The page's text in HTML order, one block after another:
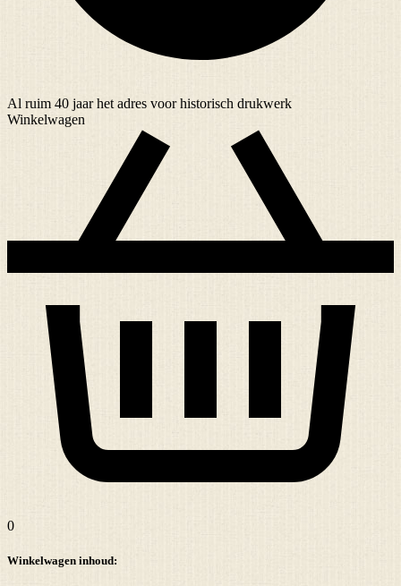
Al ruim 40 jaarhet adres voor historisch drukwerk
Winkelwagen
0
Winkelwagen inhoud: